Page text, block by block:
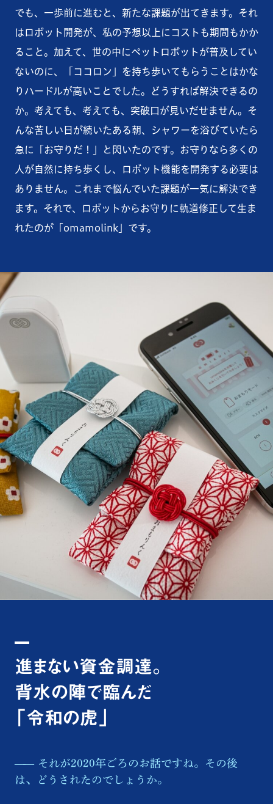
でも、一歩前に進むと、新たな課題が出てきます。それ
はロボット開発が、私の予想以上にコストも期間もかか
ること。加えて、世の中にペットロボットが普及してい
ないのに、「ココロン」を持ち歩いてもらうことはかな
りハードルが高いことでした。どうすれば解決できるの
か。考えても、考えても、突破口が見いだせません。そ
んな苦しい日が続いたある朝、シャワーを浴びていたら
急に「お守りだ！」と閃いたのです。お守りなら多くの
人が自然に持ち歩くし、ロボット機能を開発する必要は
ありません。これまで悩んでいた課題が一気に解決でき
ます。それで、ロボットからお守りに軌道修正して生ま
れたのが「omamolink」です。
進まない資金調達。
背水の陣で臨んだ
「令和の虎」
それが2020年ごろのお話ですね。その後
は、どうされたのでしょうか。